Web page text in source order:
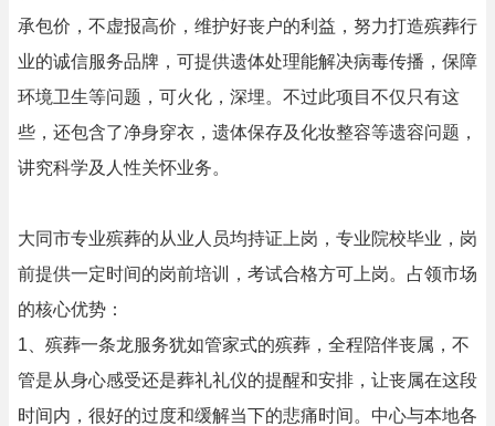
承包价，不虚报高价，维护好丧户的利益，努力打造殡葬行
业的诚信服务品牌，可提供遗体处理能解决病毒传播，保障
环境卫生等问题，可火化，深埋。不过此项目不仅只有这
些，还包含了净身穿衣，遗体保存及化妆整容等遗容问题，
讲究科学及人性关怀业务。
大同市专业殡葬的从业人员均持证上岗，专业院校毕业，岗
前提供一定时间的岗前培训，考试合格方可上岗。占领市场
的核心优势：
1、殡葬一条龙服务犹如管家式的殡葬，全程陪伴丧属，不
管是从身心感受还是葬礼礼仪的提醒和安排，让丧属在这段
时间内，很好的过度和缓解当下的悲痛时间。中心与本地各